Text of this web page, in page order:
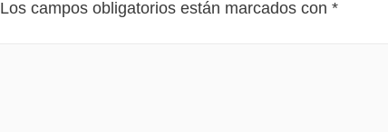
Los campos obligatorios están marcados con *